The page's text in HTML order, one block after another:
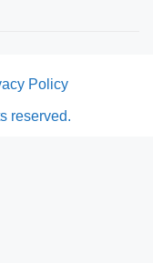
Policy
reserved.